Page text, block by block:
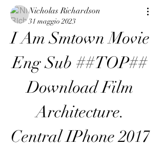
Nicholas Richardson
31 maggio 2023
I Am Smtown Movie
Eng Sub ##TOP##
Download Film
Architecture.
Central IPhone 2017